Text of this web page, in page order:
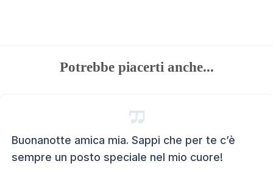
Potrebbe piacerti anche...
Buonanotte amica mia. Sappi che per te c’è
sempre un posto speciale nel mio cuore!